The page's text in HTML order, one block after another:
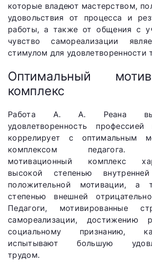
которые владеют мастерством,
удовольствия от процесса и
работы, а также от общения с
чувство самореализации
стимулом для удовлетворенности
Оптимальный
комплекс
Работа А. А. Реана
удовлетворенность профессией
коррелирует с оптимальным
комплексом педагога.
мотивационный комплекс
высокой степенью
положительной мотивации, а
степенью внешней
Педагоги, мотивированные
самореализации, достижению
социальному признанию,
испытывают большую
трудом.